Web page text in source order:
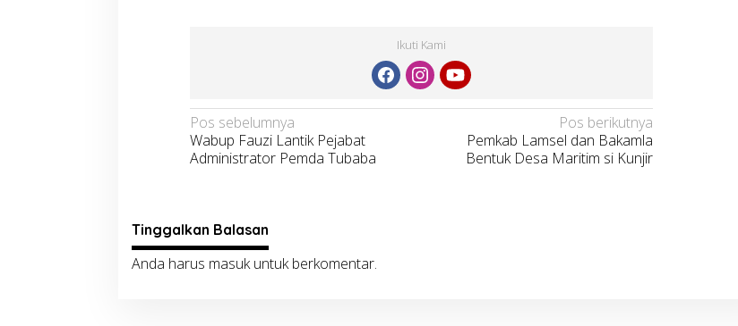
Ikuti Kami
Navigasi
pos
Pos sebelumnya
Wabup Fauzi Lantik Pejabat
Administrator Pemda Tubaba
Pos berikutnya
Pemkab Lamsel dan Bakamla
Bentuk Desa Maritim si Kunjir
Tinggalkan Balasan
Anda harus masukuntuk berkomentar.